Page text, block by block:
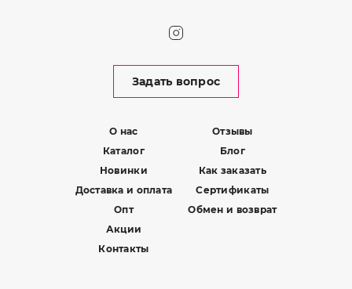
Задать вопрос
О нас
Каталог
Новинки
Доставка и оплата
Опт
Акции
Контакты
Отзывы
Блог
Как заказать
Сертификаты
Обмен и возврат